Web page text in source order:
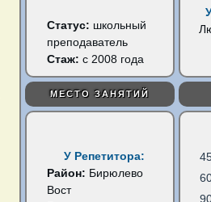
Статус: школьный
преподаватель
Стаж: с 2008 года
МЕСТО ЗАНЯТИЙ
У Репетитора:
Район: Бирюлево
Вост